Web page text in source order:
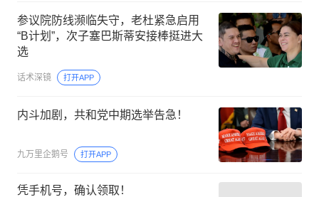
参议院防线濒临失守，老杜紧急启用
“B计划”，次子塞巴斯蒂安接棒挺进大
选
话术深镜 打开APP
内斗加剧，共和党中期选举告急！
九万里企鹅号 打开APP
凭手机号，确认领取！